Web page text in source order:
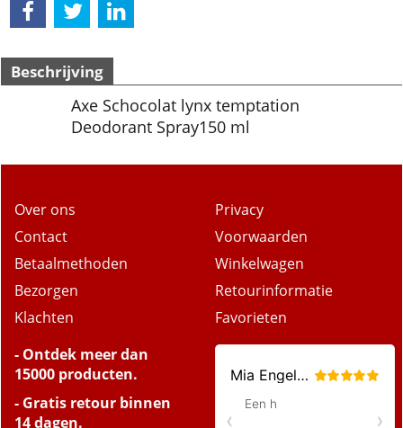
Beschrijving
Axe Schocolat lynx temptation
Deodorant Spray150 ml
Over ons
Contact
Betaalmethoden
Bezorgen
Klachten
Privacy
Voorwaarden
Winkelwagen
Retourinformatie
Favorieten
- Ontdek meer dan
15000 producten.
- Gratis retour binnen
14 dagen.